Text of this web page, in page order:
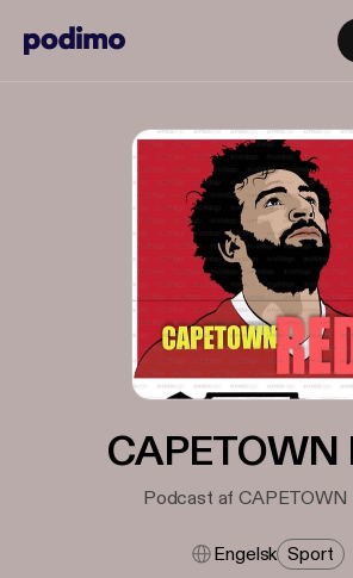
CAPETOWN
Podcast af CAPETOWN
Engelsk Sport